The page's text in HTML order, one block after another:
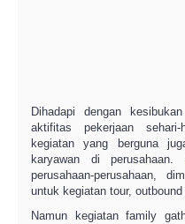
Dihadapi dengan
aktifitas pekerjaan
kegiatan yang berguna
karyawan di
perusahaan-perusahaan,
untuk kegiatan tour,
Namun kegiatan family